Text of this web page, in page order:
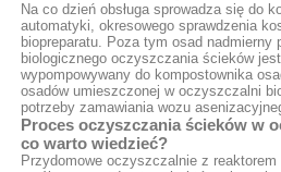
Na co dzień obsługa sprowadza się do
automatyki, okresowego sprawdzenia
biopreparatu. Poza tym osad nadmierny
biologicznego oczyszczania ścieków
wypompowywany do kompostownika
osadów umieszczonej w oczyszczalni
potrzeby zamawiania wozu
Proces oczyszczania ścieków w
co warto wiedzieć?
Przydomowe oczyszczalnie z reaktorem